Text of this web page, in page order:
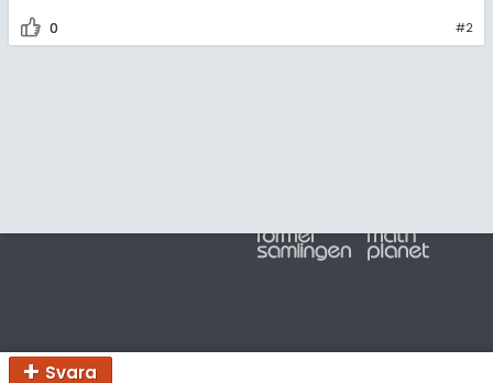
0 #2
Svara
diskussioner